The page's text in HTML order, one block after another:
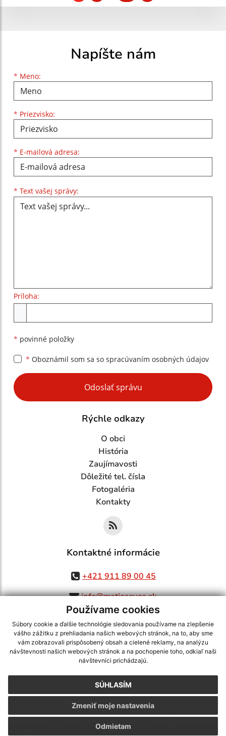
Používame cookies
Súbory cookie a ďalšie technológie sledovania používame na zlepšenie
vášho zážitku z prehliadania našich webových stránok, na to, aby sme
vám zobrazovali prispôsobený obsah a cielené reklamy, na analýzu
návštevnosti našich webových stránok a na pochopenie toho, odkiaľ naši
návštevníci prichádzajú.
SÚHLASÍM
Odmietam
Zmeniť moje nastavenia
Napíšte nám
* Meno:
Meno
* Priezvisko:
Priezvisko
* E-mailová adresa:
E-mailová adresa
* Text vašej správy:
Príloha:
* povinné položky
* Oboznámil som sa so spracúvaním osobných údajov
Google reCaptcha Response
Odoslať správu
Rýchle odkazy
O obci
História
Zaujímavosti
Dôležité tel. čísla
Fotogaléria
Kontakty
Kontaktné informácie
+421 911 89 00 45
info@matiasovce.sk
využite možnosť získavania aktuálnych informácií s využitím RSS
CMS systém (redakčný) systém ECHELON 2,Mapa stránok,web portál
webex.digital, s.r.o.,domény,registrácia domény
Posledná aktualizácia:05.08.2026
Vytlačiť stránku|Vyhlásenie o prístupnosti